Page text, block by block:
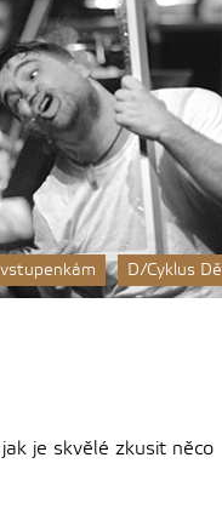
D/Cyklus
je skvělé zkusit něco